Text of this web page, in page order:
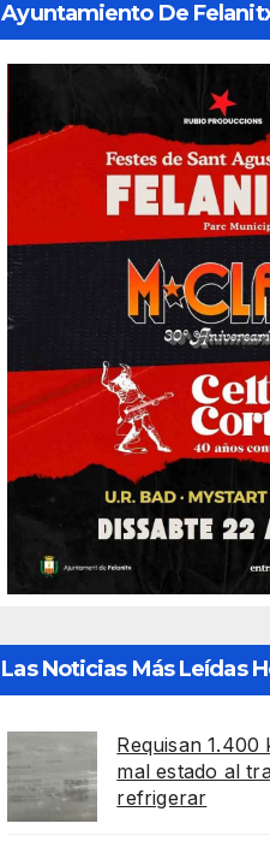
Ayuntamiento De
Las Noticias Más Leídas
Requisan
mal estado al
refrigerar